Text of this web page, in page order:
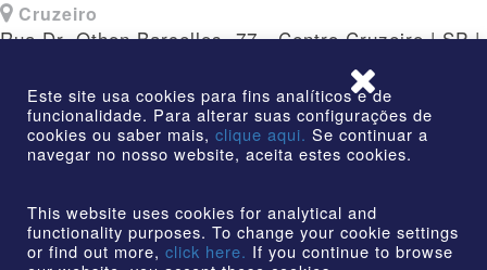
Cruzeiro
Rua Dr. Othon Barcellos, 77 - Centro Cruzeiro | SP |
direitos reservados
Este site usa cookies para fins analíticos e de
funcionalidade. Para alterar suas configurações de
cookies ou saber mais, clique aqui. Se continuar a
navegar no nosso website, aceita estes cookies.
This website uses cookies for analytical and
functionality purposes. To change your cookie settings
or find out more, click here. If you continue to browse